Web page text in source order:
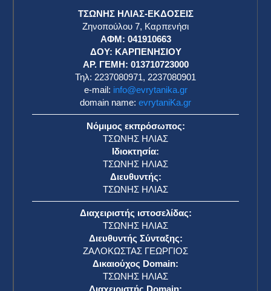
ΤΣΩΝΗΣ ΗΛΙΑΣ-ΕΚΔΟΣΕΙΣ
Ζηνοπούλου 7, Καρπενήσι
ΑΦΜ: 041910663
ΔΟΥ: ΚΑΡΠΕΝΗΣΙΟΥ
ΑΡ. ΓΕΜΗ: 013710723000
Τηλ: 2237080971, 2237080901
e-mail: info@evrytanika.gr
domain name: evrytaniKa.gr
Νόμιμος εκπρόσωπος:
ΤΣΩΝΗΣ ΗΛΙΑΣ
Ιδιοκτησία:
ΤΣΩΝΗΣ ΗΛΙΑΣ
Διευθυντής:
ΤΣΩΝΗΣ ΗΛΙΑΣ
Διαχειριστής ιστοσελίδας:
ΤΣΩΝΗΣ ΗΛΙΑΣ
Διευθυντής Σύνταξης:
ΖΑΛΟΚΩΣΤΑΣ ΓΕΩΡΓΙΟΣ
Δικαιούχος Domain:
ΤΣΩΝΗΣ ΗΛΙΑΣ